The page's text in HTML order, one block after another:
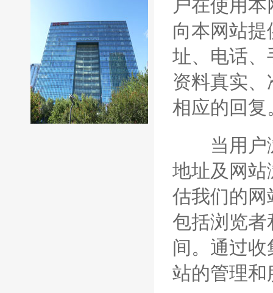
户在使用
向本网站
址、电话、
资料真实
相应的回复
当用户浏
地址及网站
估我们的网
包括浏览者
间。通过
站的管理和